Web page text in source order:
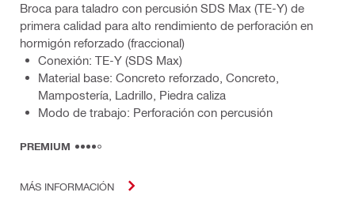
Broca para taladro con percusión SDS Max (TE-Y) de
primera calidad para alto rendimiento de perforación en
hormigón reforzado (fraccional)
Conexión: TE-Y (SDS Max)
Material base: Concreto reforzado, Concreto,
Mampostería, Ladrillo, Piedra caliza
Modo de trabajo: Perforación con percusión
PREMIUM
MÁS INFORMACIÓN